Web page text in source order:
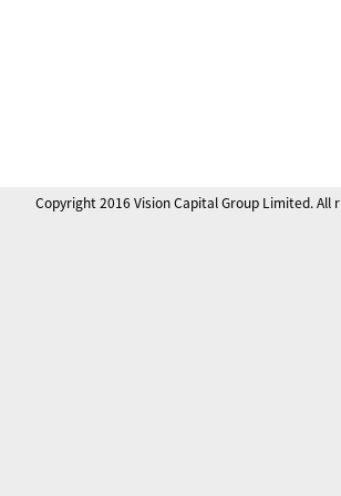
Copyright 2016 Vision Capital Group Limited. All